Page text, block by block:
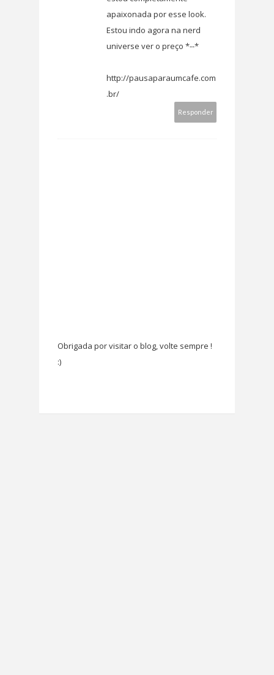
apaixonada por esse look.
Estou indo agora na nerd
universe ver o preço *--*
http://pausaparaumcafe.com
.br/
Responder
Obrigada por visitar o blog, volte sempre !
:)